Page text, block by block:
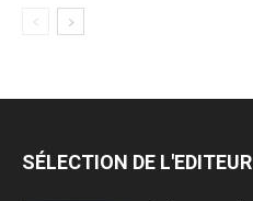
SÉLECTION DE L'EDITEUR